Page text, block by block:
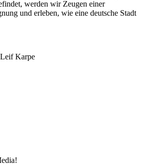
werden wir Zeugen einer
und erleben, wie eine deutsche Stadt
Karpe